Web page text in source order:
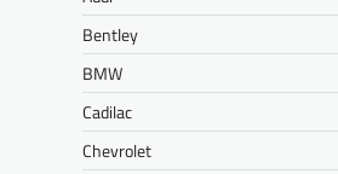
Bentley
BMW
Cadilac
Chevrolet